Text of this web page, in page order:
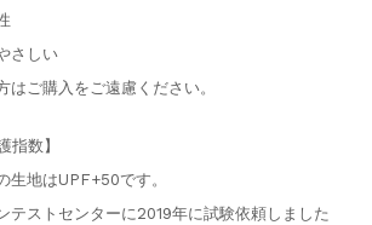
さしい
ご購入をご遠慮ください。
指数】
生地はUPF+50です。
テストセンターに2019年に試験依頼しました